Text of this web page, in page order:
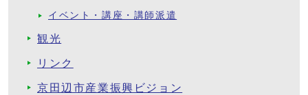
イベント・講座・講師派遣
観光
リンク
京田辺市産業振興ビジョン